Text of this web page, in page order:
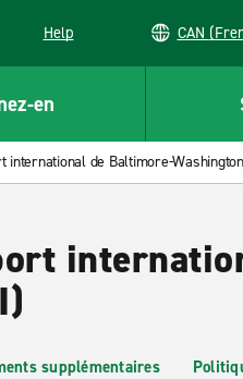
window
Help CAN
en
international de Baltimore-
supplémentaires